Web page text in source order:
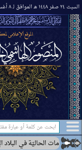
السبت ٢٤ صفر ١٤٤٨ هـ الموافق لـ ٨ أغسطس/ آب ٢٠٢٦ م
الحاليّة في البلاد